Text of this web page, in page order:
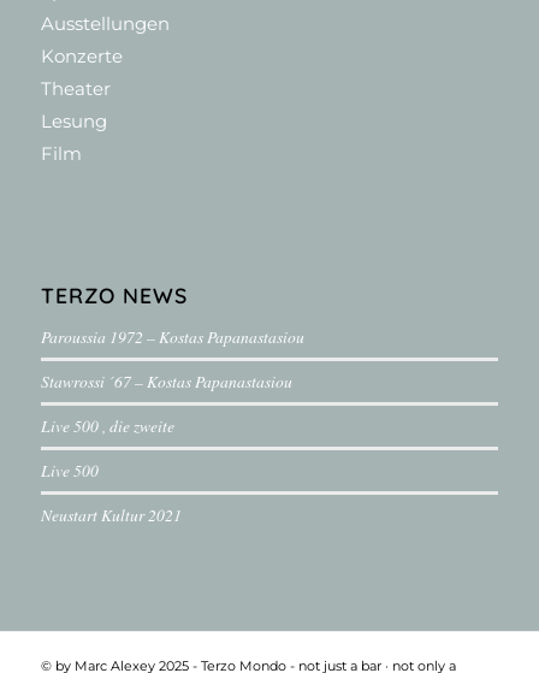
Ausstellungen
Konzerte
Theater
Lesung
Film
TERZO NEWS
Paroussia 1972 – Kostas Papanastasiou
Stawrossi ´67 – Kostas Papanastasiou
Live 500 , die zweite
Live 500
Neustart Kultur 2021
© by Marc Alexey 2025 - Terzo Mondo - not just a bar ·­ not only a